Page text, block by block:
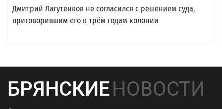
Дмитрий Лагутенков не согласился с решением суда,
приговорившим его к трём годам колонии
БРЯНСКИЕНОВОСТИ